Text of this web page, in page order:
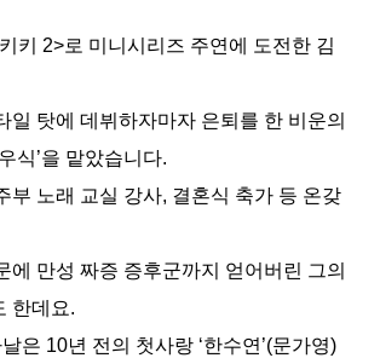
키 2>로 미니시리즈 주연에 도전한 김
일 탓에 데뷔하자마자 은퇴를 한 비운의
식’을 맡았습니다.
부 노래 교실 강사, 결혼식 축가 등 온갖
에 만성 짜증 증후군까지 얻어버린 그의
한데요.
은 10년 전의 첫사랑 ‘한수연 ’(문가영)